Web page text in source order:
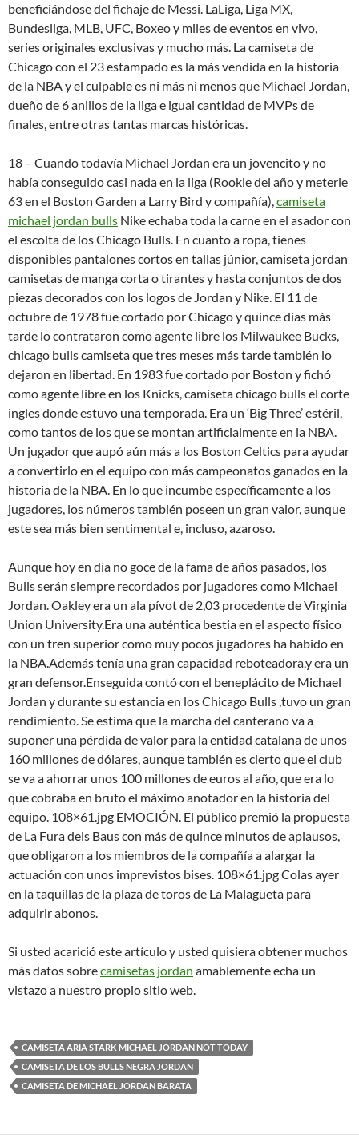
beneficiándose del fichaje de Messi. LaLiga, Liga MX,
Bundesliga, MLB, UFC, Boxeo y miles de eventos en vivo,
series originales exclusivas y mucho más. La camiseta de
Chicago con el 23 estampado es la más vendida en la historia
de la NBA y el culpable es ni más ni menos que Michael Jordan,
dueño de 6 anillos de la liga e igual cantidad de MVPs de
finales, entre otras tantas marcas históricas.
18 – Cuando todavía Michael Jordan era un jovencito y no
había conseguido casi nada en la liga (Rookie del año y meterle
63 en el Boston Garden a Larry Bird y compañía),camiseta
michael jordan bulls Nike echaba toda la carne en el asador con
el escolta de los Chicago Bulls. En cuanto a ropa, tienes
disponibles pantalones cortos en tallas júnior, camiseta jordan
camisetas de manga corta o tirantes y hasta conjuntos de dos
piezas decorados con los logos de Jordan y Nike. El 11 de
octubre de 1978 fue cortado por Chicago y quince días más
tarde lo contrataron como agente libre los Milwaukee Bucks,
chicago bulls camiseta que tres meses más tarde también lo
dejaron en libertad. En 1983 fue cortado por Boston y fichó
como agente libre en los Knicks, camiseta chicago bulls el corte
ingles donde estuvo una temporada. Era un ‘Big Three’ estéril,
como tantos de los que se montan artificialmente en la NBA.
Un jugador que aupó aún más a los Boston Celtics para ayudar
a convertirlo en el equipo con más campeonatos ganados en la
historia de la NBA. En lo que incumbe específicamente a los
jugadores, los números también poseen un gran valor, aunque
este sea más bien sentimental e, incluso, azaroso.
Aunque hoy en día no goce de la fama de años pasados, los
Bulls serán siempre recordados por jugadores como Michael
Jordan. Oakley era un ala pívot de 2,03 procedente de Virginia
Union University.Era una auténtica bestia en el aspecto físico
con un tren superior como muy pocos jugadores ha habido en
la NBA.Además tenía una gran capacidad reboteadora,y era un
gran defensor.Enseguida contó con el beneplácito de Michael
Jordan y durante su estancia en los Chicago Bulls ,tuvo un gran
rendimiento. Se estima que la marcha del canterano va a
suponer una pérdida de valor para la entidad catalana de unos
160 millones de dólares, aunque también es cierto que el club
se va a ahorrar unos 100 millones de euros al año, que era lo
que cobraba en bruto el máximo anotador en la historia del
equipo. 108×61.jpg EMOCIÓN. El público premió la propuesta
de La Fura dels Baus con más de quince minutos de aplausos,
que obligaron a los miembros de la compañía a alargar la
actuación con unos imprevistos bises. 108×61.jpg Colas ayer
en la taquillas de la plaza de toros de La Malagueta para
adquirir abonos.
Si usted acarició este artículo y usted quisiera obtener muchos
más datos sobrecamisetas jordan amablemente echa un
vistazo a nuestro propio sitio web.
CAMISETA ARIA STARK MICHAEL JORDAN NOT TODAY
CAMISETA DE LOS BULLS NEGRA JORDAN
CAMISETA DE MICHAEL JORDAN BARATA